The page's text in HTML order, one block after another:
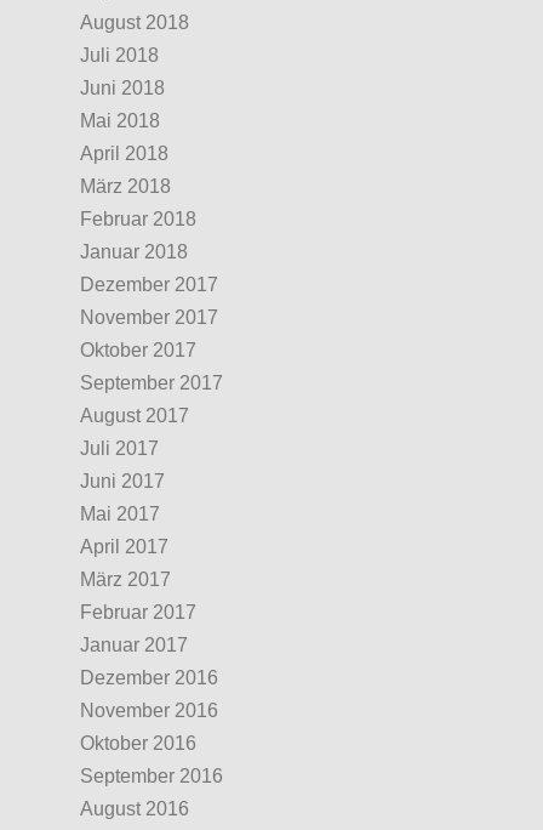
August 2018
Juli 2018
Juni 2018
Mai 2018
April 2018
März 2018
Februar 2018
Januar 2018
Dezember 2017
November 2017
Oktober 2017
September 2017
August 2017
Juli 2017
Juni 2017
Mai 2017
April 2017
März 2017
Februar 2017
Januar 2017
Dezember 2016
November 2016
Oktober 2016
September 2016
August 2016